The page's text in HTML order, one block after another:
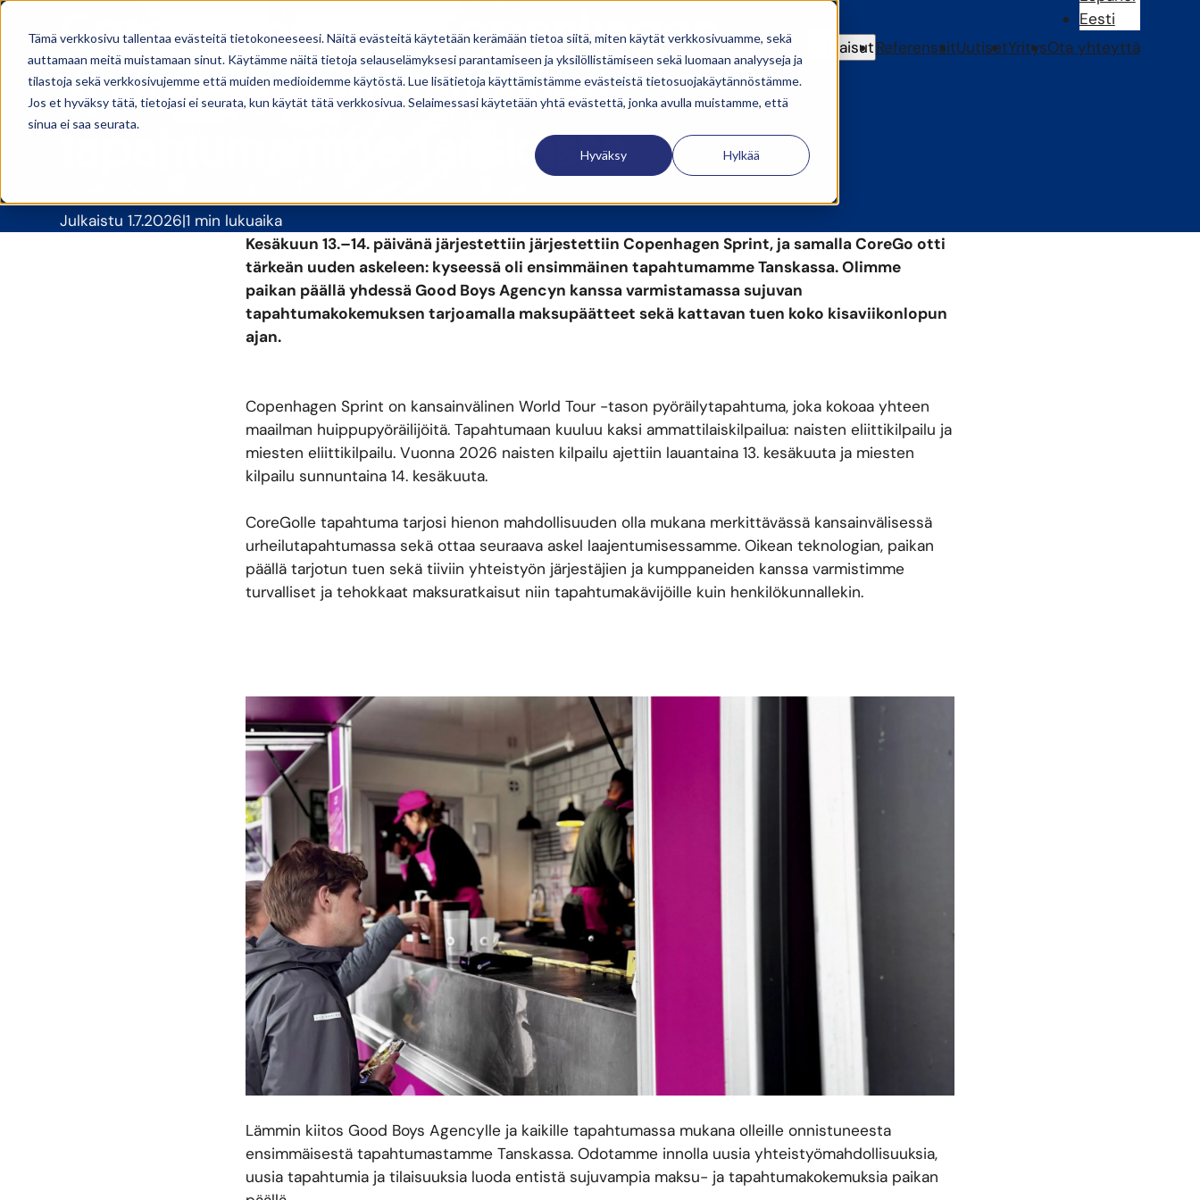
Tämä verkkosivu tallentaa evästeitä tietokoneeseesi. Näitä evästeitä käytetään kerämään tietoa siitä, miten käytät verkkosivuamme, sekä
auttamaan meitä muistamaan sinut. Käytämme näitä tietoja selauselämyksesi parantamiseen ja yksilöllistämiseen sekä luomaan analyyseja ja
tilastoja sekä verkkosivujemme että muiden medioidemme käytöstä. Lue lisätietoja käyttämistämme evästeistä tietosuojakäytännöstämme.
Jos et hyväksy tätä, tietojasi ei seurata, kun käytät tätä verkkosivua. Selaimessasi käytetään yhtä evästettä, jonka avulla muistamme, että
sinua ei saa seurata.
Hyväksy Hylkää
Eesti
RatkaisutReferenssitUutisetYritysOta yhteyttä
CoreGo mukana Copenhagen
Sprintissä – ensimmäinen
tapahtumamme Tanskassa
Julkaistu 1.7.2026 1 min lukuaika
Kesäkuun 13.–14. päivänä järjestettiin järjestettiin Copenhagen Sprint, ja samalla CoreGo otti
tärkeän uuden askeleen: kyseessä oli ensimmäinen tapahtumamme Tanskassa. Olimme
paikan päällä yhdessä Good Boys Agencyn kanssa varmistamassa sujuvan
tapahtumakokemuksen tarjoamalla maksupäätteet sekä kattavan tuen koko kisaviikonlopun
ajan.
Copenhagen Sprint on kansainvälinen World Tour -tason pyöräilytapahtuma, joka kokoaa yhteen
maailman huippupyöräilijöitä. Tapahtumaan kuuluu kaksi ammattilaiskilpailua: naisten eliittikilpailu ja
miesten eliittikilpailu. Vuonna 2026 naisten kilpailu ajettiin lauantaina 13. kesäkuuta ja miesten
kilpailu sunnuntaina 14. kesäkuuta.
CoreGolle tapahtuma tarjosi hienon mahdollisuuden olla mukana merkittävässä kansainvälisessä
urheilutapahtumassa sekä ottaa seuraava askel laajentumisessamme. Oikean teknologian, paikan
päällä tarjotun tuen sekä tiiviin yhteistyön järjestäjien ja kumppaneiden kanssa varmistimme
turvalliset ja tehokkaat maksuratkaisut niin tapahtumakävijöille kuin henkilökunnallekin.
Lämmin kiitos Good Boys Agencylle ja kaikille tapahtumassa mukana olleille onnistuneesta
ensimmäisestä tapahtumastamme Tanskassa. Odotamme innolla uusia yhteistyömahdollisuuksia,
uusia tapahtumia ja tilaisuuksia luoda entistä sujuvampia maksu- ja tapahtumakokemuksia paikan